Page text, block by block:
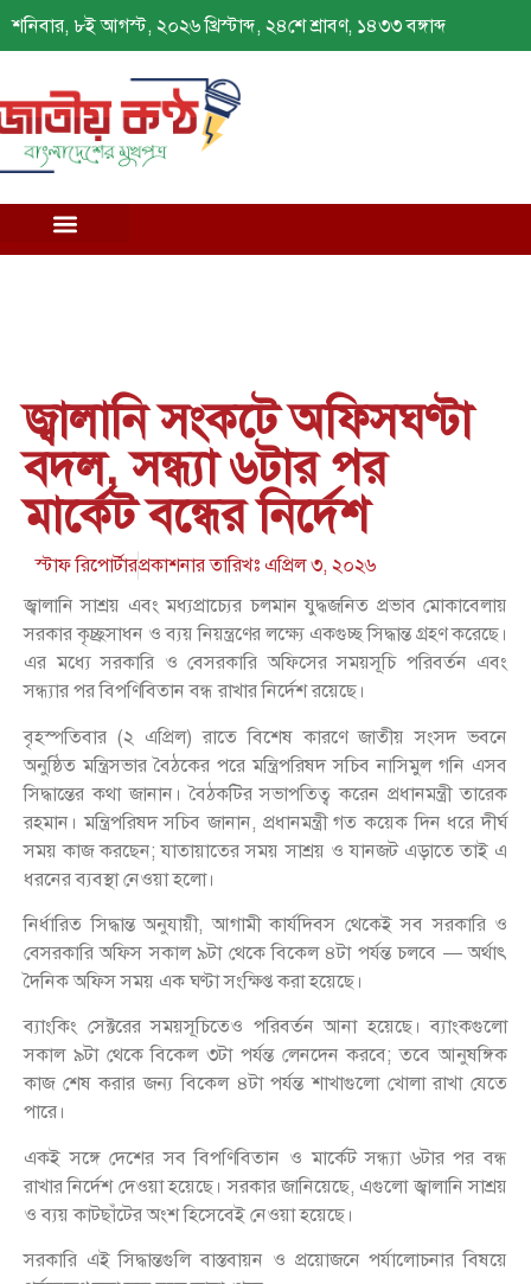
শনিবার, ৮ই আগস্ট, ২০২৬ খ্রিস্টাব্দ, ২৪শে শ্রাবণ, ১৪৩৩ বঙ্গাব্দ
জ্বালানি সংকটে অফিসঘণ্টা
বদল, সন্ধ্যা ৬টার পর
মার্কেট বন্ধের নির্দেশ
স্টাফ রিপোর্টারপ্রকাশনার তারিখঃএপ্রিল ৩, ২০২৬
জ্বালানি সাশ্রয় এবং মধ্যপ্রাচ্যের চলমান যুদ্ধজনিত প্রভাব মোকাবেলায়
সরকার কৃচ্ছ্রসাধন ও ব্যয় নিয়ন্ত্রণের লক্ষ্যে একগুচ্ছ সিদ্ধান্ত গ্রহণ করেছে।
এর মধ্যে সরকারি ও বেসরকারি অফিসের সময়সূচি পরিবর্তন এবং
সন্ধ্যার পর বিপণিবিতান বন্ধ রাখার নির্দেশ রয়েছে।
বৃহস্পতিবার (২ এপ্রিল) রাতে বিশেষ কারণে জাতীয় সংসদ ভবনে
অনুষ্ঠিত মন্ত্রিসভার বৈঠকের পরে মন্ত্রিপরিষদ সচিব নাসিমুল গনি এসব
সিদ্ধান্তের কথা জানান। বৈঠকটির সভাপতিত্ব করেন প্রধানমন্ত্রী তারেক
রহমান। মন্ত্রিপরিষদ সচিব জানান, প্রধানমন্ত্রী গত কয়েক দিন ধরে দীর্ঘ
সময় কাজ করছেন; যাতায়াতের সময় সাশ্রয় ও যানজট এড়াতে তাই এ
ধরনের ব্যবস্থা নেওয়া হলো।
নির্ধারিত সিদ্ধান্ত অনুযায়ী, আগামী কার্যদিবস থেকেই সব সরকারি ও
বেসরকারি অফিস সকাল ৯টা থেকে বিকেল ৪টা পর্যন্ত চলবে — অর্থাৎ
দৈনিক অফিস সময় এক ঘণ্টা সংক্ষিপ্ত করা হয়েছে।
ব্যাংকিং সেক্টরের সময়সূচিতেও পরিবর্তন আনা হয়েছে। ব্যাংকগুলো
সকাল ৯টা থেকে বিকেল ৩টা পর্যন্ত লেনদেন করবে; তবে আনুষঙ্গিক
কাজ শেষ করার জন্য বিকেল ৪টা পর্যন্ত শাখাগুলো খোলা রাখা যেতে
পারে।
একই সঙ্গে দেশের সব বিপণিবিতান ও মার্কেট সন্ধ্যা ৬টার পর বন্ধ
রাখার নির্দেশ দেওয়া হয়েছে। সরকার জানিয়েছে, এগুলো জ্বালানি সাশ্রয়
ও ব্যয় কাটছাঁটের অংশ হিসেবেই নেওয়া হয়েছে।
সরকারি এই সিদ্ধান্তগুলি বাস্তবায়ন ও প্রয়োজনে পর্যালোচনার বিষয়ে